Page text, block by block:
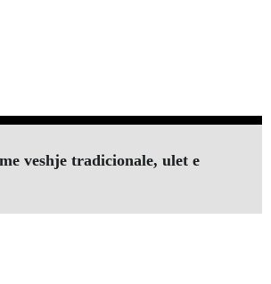
veshje tradicionale, ulet e